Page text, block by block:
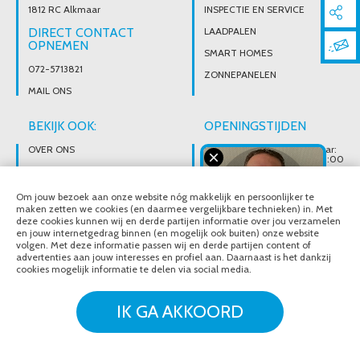
1812 RC Alkmaar
DIRECT CONTACT
OPNEMEN
072-5713821
MAIL ONS
INSPECTIE EN SERVICE
LAADPALEN
SMART HOMES
ZONNEPANELEN
BEKIJK OOK:
OVER ONS
VACATURES
OPENINGSTIJDEN
Wij zijn telefonisch bereikbaar:
Maandag tot vrijdag van 08:00
t/m 17:00 uur
particuliere verkoop.
Afhalen van materialen is
alleen mogelijk na telefonisch
contact.
Over ons
Brochures
Vacatures
Om jouw bezoek aan onze website nóg makkelijk en persoonlijker te
maken zetten we cookies (en daarmee vergelijkbare technieken) in. Met
deze cookies kunnen wij en derde partijen informatie over jou verzamelen
en jouw internetgedrag binnen (en mogelijk ook buiten) onze website
volgen. Met deze informatie passen wij en derde partijen content of
advertenties aan jouw interesses en profiel aan. Daarnaast is het dankzij
cookies mogelijk informatie te delen via social media.
IK GA AKKOORD